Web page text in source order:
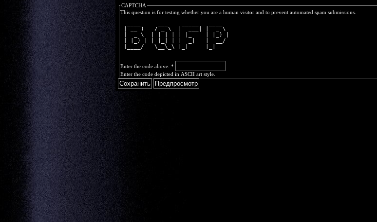
CAPTCHA
This question is for testing whether you are a human visitor and to prevent automated spam submissions.
| __ )   / _ \  |  ___| |  _ \
|  _ \  | | | | | |_    | |_) |
| |_) | | |_| | |  _|   |  __/
|____/   \__\_\ |_|     |_|
Enter the code above: *
Enter the code depicted in ASCII art style.